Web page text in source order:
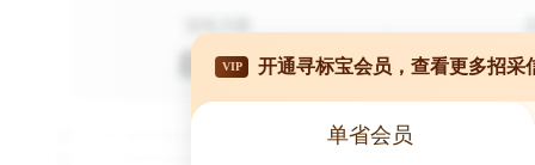
VIP 开通寻标宝会员，查看更多招采
单省会员